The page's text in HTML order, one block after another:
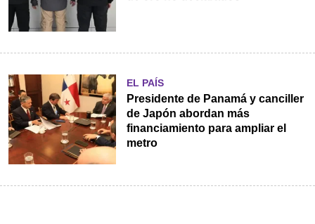
EL PAÍS
Presidente de Panamá y canciller
de Japón abordan más
financiamiento para ampliar el
metro